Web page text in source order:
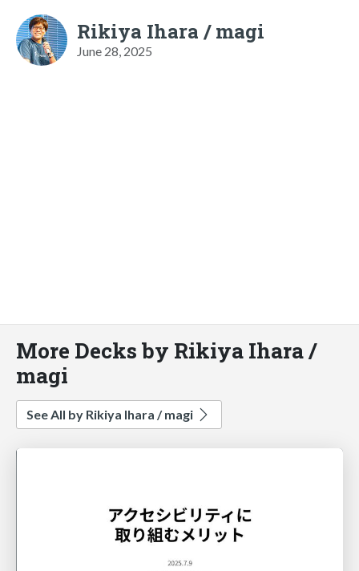
Rikiya Ihara / magi
June 28, 2025
More Decks by Rikiya Ihara /
magi
See All by Rikiya Ihara / magi